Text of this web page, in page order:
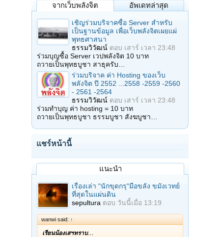
จากเว็บพลังจิต อัพเดทล่าสุด
เชิญร่วมบริจาคซื้อ Server สำหรับ
เป็นฐานข้อมูล เพื่อเว็บพลังจิตเผยแผ่
พุทธศาสนา
ธรรมวิวัฒน์ ตอบ เสาร์ เวลา 23:48
ร่วมบุญซื้อ Server เวปพลังจิต 10 บาท
ถวายเป็นพุทธบูชา สาธุครับ…
ร่วมบริจาค ค่า Hosting ของเว็บ
พลังจิต ปี 2552 ...2558 -2559 -2560
- 2561 -2564
ธรรมวิวัฒน์ ตอบ เสาร์ เวลา 23:48
ร่วมทำบุญ ค่า hosting = 10 บาท
ถวายเป็นพุทธบูชา ธรรมบูชา สังฆบูชา…
แชร์หน้านี้
แนะนำ
เรื่องเล่า "นักขุดกรุ"มือขลัง ขมังเวทย์
ที่สุดในแผ่นดิน
sepultura ตอบ วันนี้เมื่อ 13:19
wanwi said: ↑
เรียนน้องเสฯทราบ…